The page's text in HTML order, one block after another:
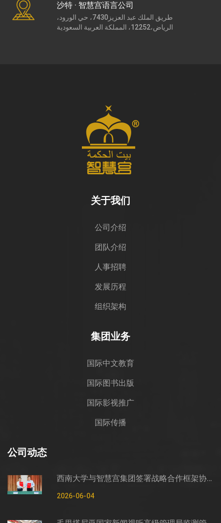
沙特 · 智慧宫语言公司
طريق الملك عبد العزيز7430، حي الورود،
الرياض،12252، المملكة العربية السعودية
关于我们
公司介绍
团队介绍
人事招聘
发展历程
组织架构
集团业务
国际中文教育
国际图书出版
国际影视推广
国际传播
公司动态
西南大学与智慧宫集团签署战略合作框架协议
2026-06-04